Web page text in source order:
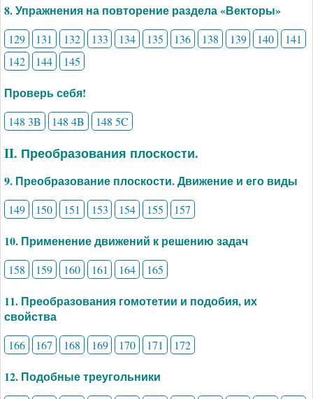
8. Упражнения на повторение раздела «Векторы»
129 131 132 133 134 135 136 138 139 140
141
142
144 145
Проверь себя!
148 3B 148 4B 148 5C
II. Преобразования плоскости.
9. Преобразование плоскости. Движение и его виды
149 150 151 153 154 155 157
10. Применение движений к решению задач
158 159 160 161 164 165
11. Преобразования гомотетии и подобия, их
свойства
166 167 168 169 170 171 172
12. Подобные треугольники